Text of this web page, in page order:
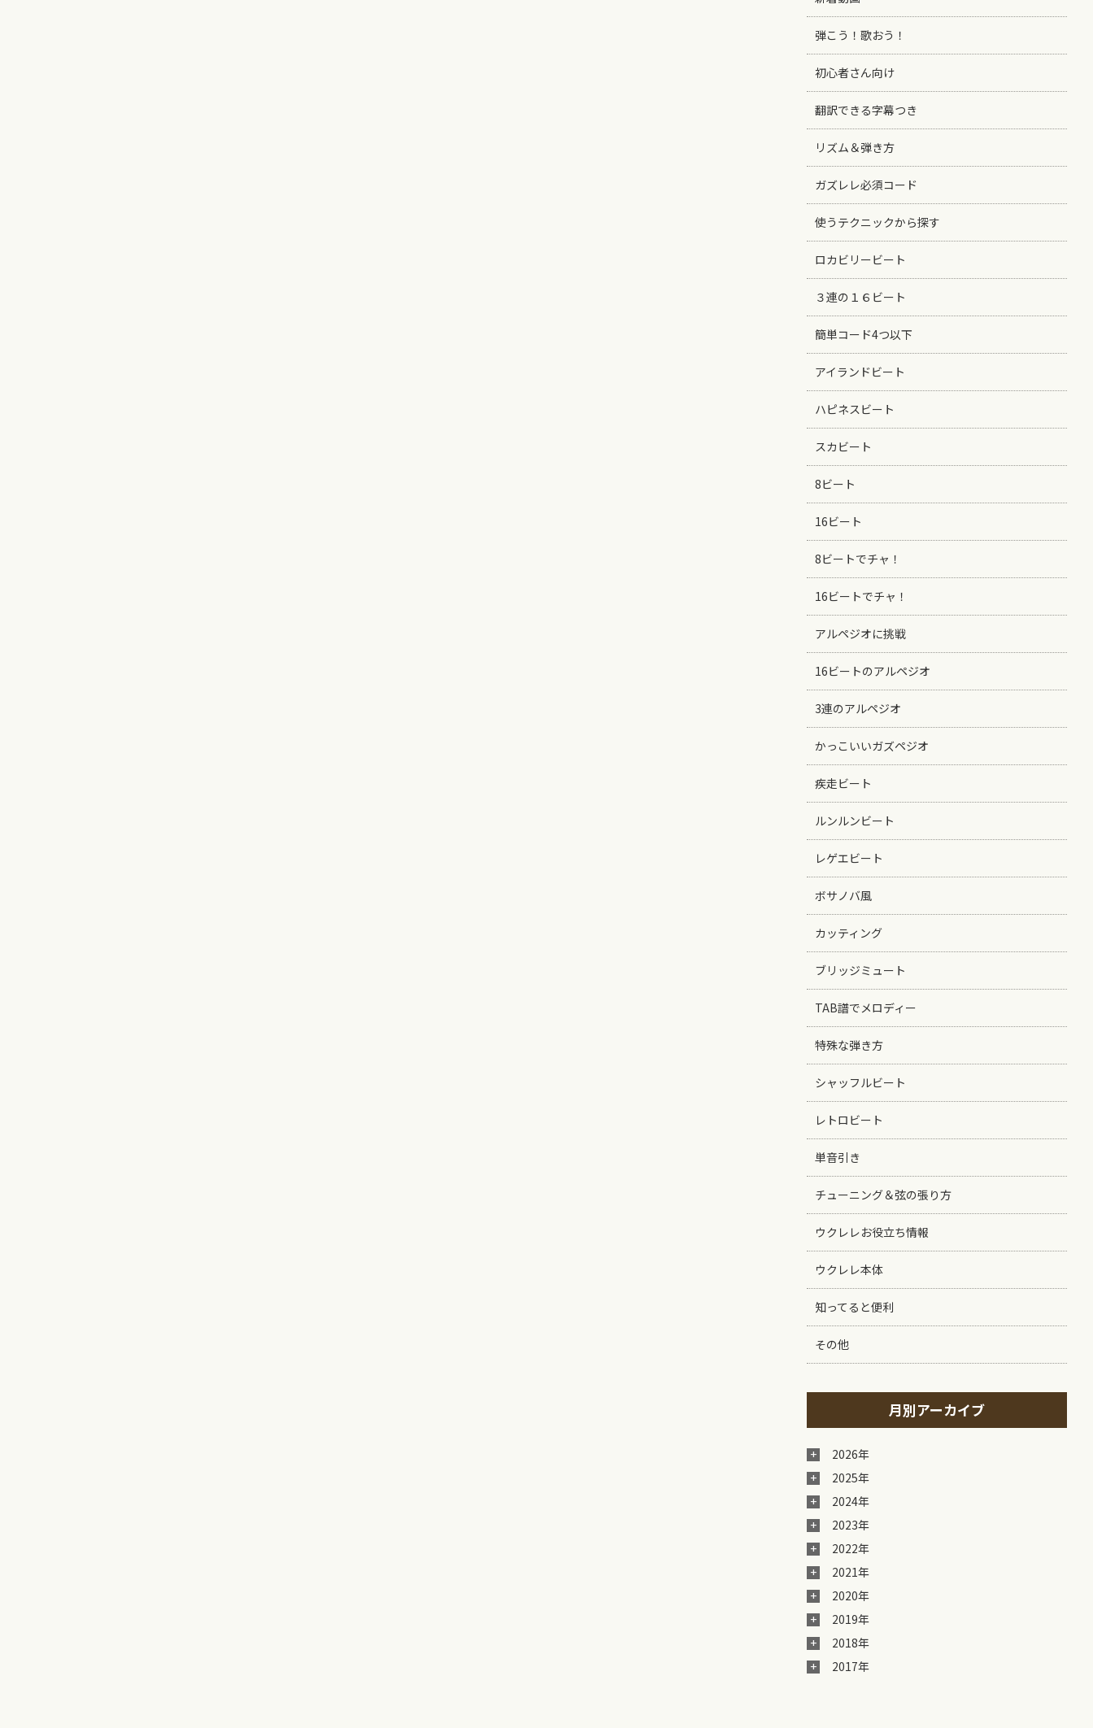
弾こう！歌おう！
初心者さん向け
翻訳できる字幕つき
リズム＆弾き方
ガズレレ必須コード
使うテクニックから探す
ロカビリービート
３連の１６ビート
簡単コード4つ以下
アイランドビート
ハピネスビート
スカビート
8ビート
16ビート
8ビートでチャ！
16ビートでチャ！
アルペジオに挑戦
16ビートのアルペジオ
3連のアルペジオ
かっこいいガズペジオ
疾走ビート
ルンルンビート
レゲエビート
ボサノバ風
カッティング
ブリッジミュート
TAB譜でメロディー
特殊な弾き方
シャッフルビート
レトロビート
単音引き
チューニング＆弦の張り方
ウクレレお役立ち情報
ウクレレ本体
知ってると便利
その他
月別アーカイブ
2026年
2025年
2024年
2023年
2022年
2021年
2020年
2019年
2018年
2017年